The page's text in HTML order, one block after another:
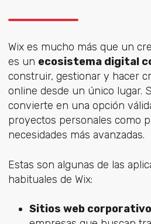
Wix es mucho más que un
es un ecosistema digital
construir, gestionar y hacer
online desde un único lugar.
convierte en una opción
proyectos personales como
necesidades más avanzadas.
Estas son algunas de las
habituales de Wix:
Sitios web